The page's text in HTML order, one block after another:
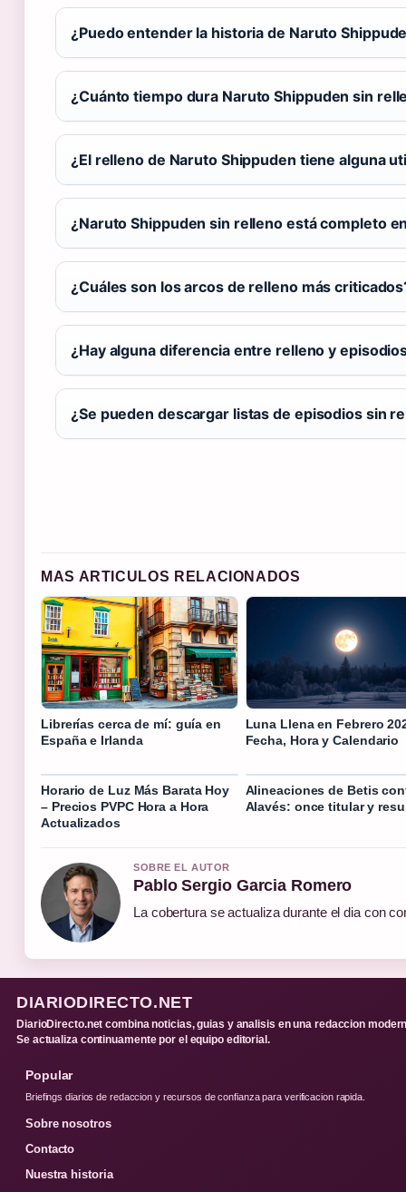
¿Puedo entender la historia de Naruto
¿Cuánto tiempo dura Naruto Shippuden sin
¿El relleno de Naruto Shippuden tiene alguna
¿Naruto Shippuden sin relleno está completo
¿Cuáles son los arcos de relleno más
¿Hay alguna diferencia entre relleno y
¿Se pueden descargar listas de episodios sin
MAS ARTICULOS RELACIONADOS
Librerías cerca de mí: guía en
España e Irlanda
Luna Llena en Febrero
Fecha, Hora y Calendario
Horario de Luz Más Barata Hoy
– Precios PVPC Hora a Hora
Actualizados
Alineaciones de Betis
Alavés: once titular y
SOBRE EL AUTOR
Pablo Sergio Garcia Romero
La cobertura se actualiza durante el dia con
DIARIODIRECTO.NET
DiarioDirecto.net combina noticias, guias y analisis en una redaccion
Se actualiza continuamente por el equipo editorial.
Popular
Briefings diarios de redaccion y recursos de confianza para verificacion rapida.
Sobre nosotros
Contacto
Nuestra historia